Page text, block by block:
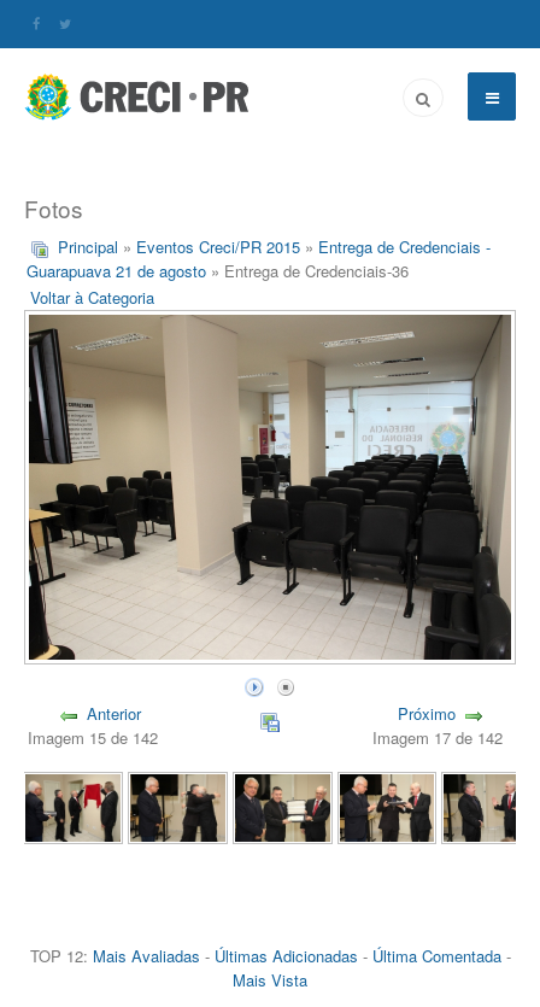
Fotos
Principal » Eventos Creci/PR 2015 » Entrega de Credenciais -
Guarapuava 21 de agosto » Entrega de Credenciais-36
Voltar à Categoria
Anterior
Imagem 15 de 142
Próximo
Imagem 17 de 142
TOP 12: Mais Avaliadas - Últimas Adicionadas - Última Comentada-
Mais Vista